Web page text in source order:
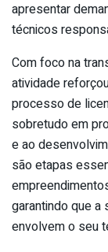
apresentar
técnicos
Com foco na
atividade
processo de
sobretudo em
e ao
são etapas
garantindo que
envolvem o seu